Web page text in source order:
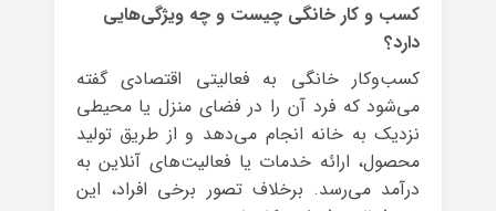
کسب و کار خانگی چیست و چه ویژگی‌هایی
دارد؟
کسب‌وکار خانگی به فعالیتی اقتصادی گفته
می‌شود که فرد آن را در فضای منزل یا محیطی
نزدیک به خانه انجام می‌دهد و از طریق تولید
محصول، ارائه خدمات یا فعالیت‌های آنلاین به
درآمد می‌رسد. برخلاف تصور برخی افراد، این